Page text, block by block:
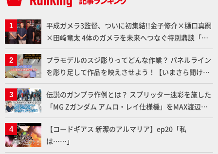
平成ガメラ3監督、ついに初集結!!金子修介×樋口真嗣
×田﨑竜太 4体のガメラを未来へつなぐ特別鼎談「ガ
メラ永久保存化プロジェクト FINAL」
プラモデルのスジ彫りってどんな作業？ パネルライン
を彫り足して作品を映えさせよう！【いまさら聞けな
いプラモデルの基礎：スジ彫りとパネルライン】
伝説のガンプラ作例とは？ スプリッター迷彩を施した
「MG Zガンダム アムロ・レイ仕様機」をMAX渡辺が
ふたたび塗る!!【試し読み】
【コードギアス 新潔のアルマリア】ep20「私
は……」